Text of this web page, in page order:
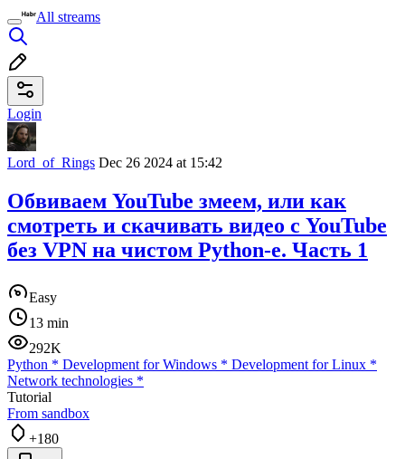
All streams
Login
Lord_of_Rings Dec 26 2024 at 15:42
Обвиваем YouTube змеем, или как
смотреть и скачивать видео с YouTube
без VPN на чистом Python-е. Часть 1
Easy
13 min
292K
Python * Development for Windows * Development for Linux *
Network technologies *
Tutorial
From sandbox
+180